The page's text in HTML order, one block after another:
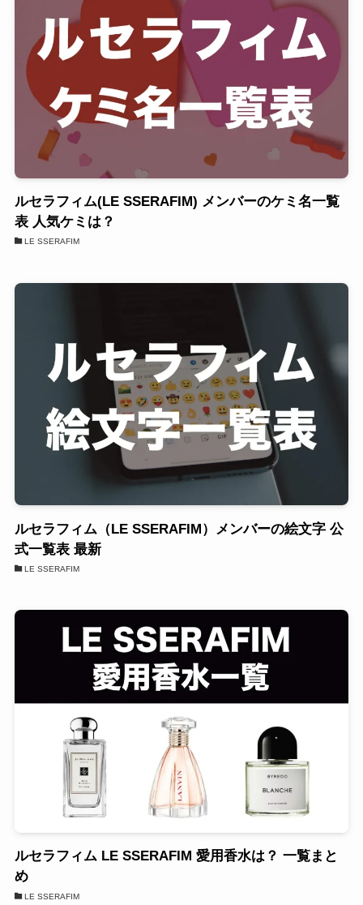
ルセラフィム(LE SSERAFIM) メンバーのケミ名一覧
表 人気ケミは？
LE SSERAFIM
ルセラフィム（LE SSERAFIM）メンバーの絵文字 公
式一覧表 最新
LE SSERAFIM
ルセラフィム LE SSERAFIM 愛用香水は？ 一覧まと
め
LE SSERAFIM